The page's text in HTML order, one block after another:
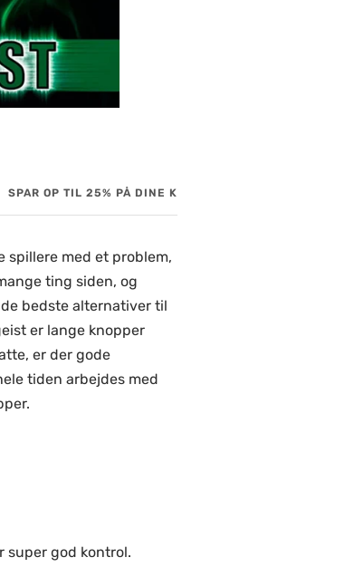
SPAR OP TIL 25% PÅ DINE KØB!
spillere med et problem,
ting siden, og
bedste alternativer til
er lange knopper
er der gode
tiden arbejdes med
super god kontrol.